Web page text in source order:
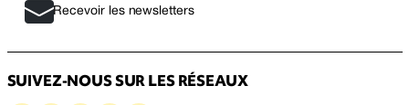
Recevoir les newsletters
SUIVEZ-NOUS SUR LES RÉSEAUX